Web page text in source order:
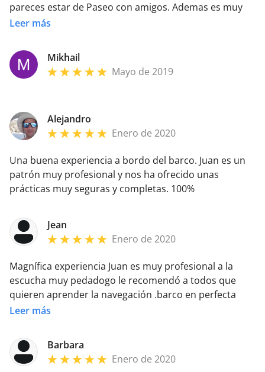
pareces estar de Paseo con amigos. Ademas es muy
agradable navegar con su barco porque esta muy bien
navegacion, Bueno... Una experiencia muy interesante
y muy recomandable.
Leer más
Mikhail
Mayo de 2019
Alejandro
Enero de 2020
Una buena experiencia a bordo del barco. Juan es un
patrón muy profesional y nos ha ofrecido unas
prácticas muy seguras y completas. 100%
Jean
Enero de 2020
Magnífica experiencia Juan es muy profesional a la
escucha muy pedadogo le recomendó a todos que
quieren aprender la navegación .barco en perfecta
condición confort a bordo estupendo.gracias juan
Leer más
Barbara
Enero de 2020